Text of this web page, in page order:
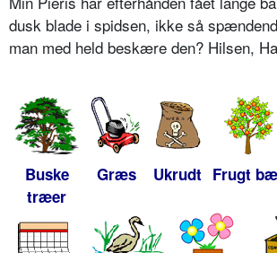
dusk blade i spidsen, ikke så
man med held beskære den? Hilsen,
Buske
træer
Græs Ukrudt Frugt